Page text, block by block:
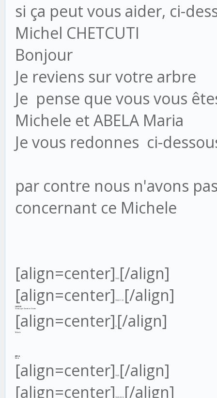
si ça peut vous aider, ci-
Michel CHETCUTI
Bonjour
Je reviens sur votre arbre
Je pense que vous vous
Michele et ABELA Maria
Je vous redonnes ci-
par contre nous n'avons
concernant ce Michele
[align=center] 1842
[/align]
[align=center] 1842-11-01 [/align]
CHETCUTI
Giuseppe Gaetano Giusto
[align=center] m [/align]
Michele
ABELA
Maria
[align=center] 1845
[/align]
[align=center] 1845-03-16 [/align]